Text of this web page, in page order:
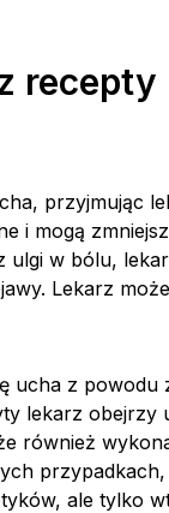
recepty
przyjmując
i mogą
ulgi w bólu,
Lekarz
ucha z powodu
lekarz obejrzy
również
ale tylko